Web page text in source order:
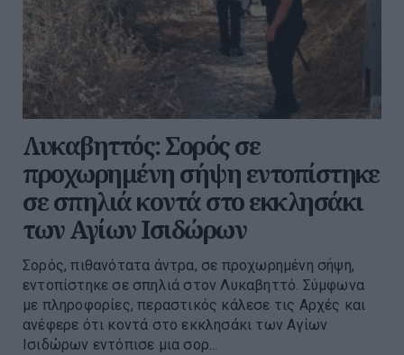
Λυκαβηττός: Σορός σε
προχωρημένη σήψη εντοπίστηκε
σε σπηλιά κοντά στο εκκλησάκι
των Αγίων Ισιδώρων
Σορός, πιθανότατα άντρα, σε προχωρημένη σήψη,
εντοπίστηκε σε σπηλιά στον Λυκαβηττό. Σύμφωνα
με πληροφορίες, περαστικός κάλεσε τις Αρχές και
ανέφερε ότι κοντά στο εκκλησάκι των Αγίων
Ισιδώρων εντόπισε μια σορ...